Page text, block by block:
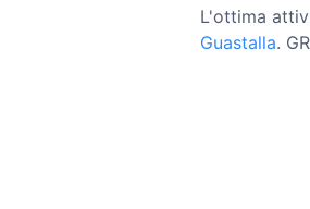
L'ottima
Guastalla.